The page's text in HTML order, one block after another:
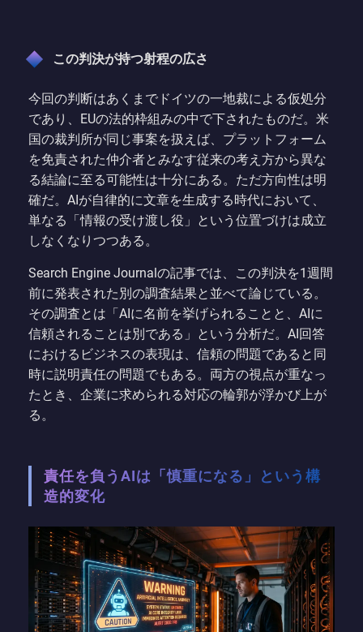
この判決が持つ射程の広さ
今回の判断はあくまでドイツの一地裁による仮処分
であり、EUの法的枠組みの中で下されたものだ。米
国の裁判所が同じ事案を扱えば、プラットフォーム
を免責された仲介者とみなす従来の考え方から異な
る結論に至る可能性は十分にある。ただ方向性は明
確だ。AIが自律的に文章を生成する時代において、
単なる「情報の受け渡し役」という位置づけは成立
しなくなりつつある。
Search Engine Journalの記事では、この判決を1週間
前に発表された別の調査結果と並べて論じている。
その調査とは「AIに名前を挙げられることと、AIに
信頼されることは別である」という分析だ。AI回答
におけるビジネスの表現は、信頼の問題であると同
時に説明責任の問題でもある。両方の視点が重なっ
たとき、企業に求められる対応の輪郭が浮かび上が
る。
責任を負うAIは「慎重になる」という構
造的変化